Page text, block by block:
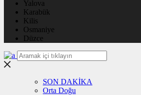
Yalova
Karabük
Kilis
Osmaniye
Düzce
SON DAKİKA
Orta Doğu